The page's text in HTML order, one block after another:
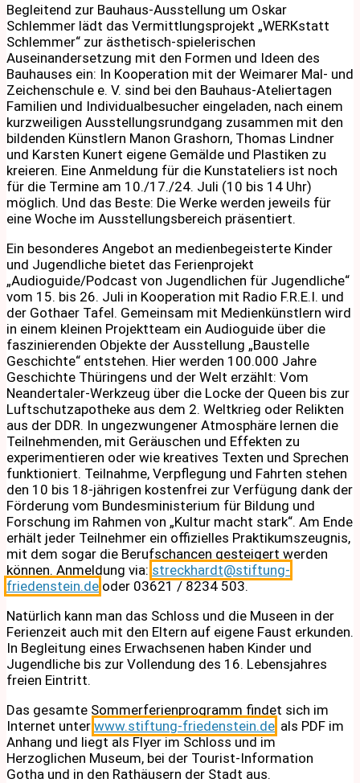
Begleitend zur Bauhaus-Ausstellung um Oskar
Schlemmer lädt das Vermittlungsprojekt „WERKstatt
Schlemmer“ zur ästhetisch-spielerischen
Auseinandersetzung mit den Formen und Ideen des
Bauhauses ein: In Kooperation mit der Weimarer Mal- und
Zeichenschule e. V. sind bei den Bauhaus-Ateliertagen
Familien und Individualbesucher eingeladen, nach einem
kurzweiligen Ausstellungsrundgang zusammen mit den
bildenden Künstlern Manon Grashorn, Thomas Lindner
und Karsten Kunert eigene Gemälde und Plastiken zu
kreieren. Eine Anmeldung für die Kunstateliers ist noch
für die Termine am 10./17./24. Juli (10 bis 14 Uhr)
möglich. Und das Beste: Die Werke werden jeweils für
eine Woche im Ausstellungsbereich präsentiert.
Ein besonderes Angebot an medienbegeisterte Kinder
und Jugendliche bietet das Ferienprojekt
„Audioguide/Podcast von Jugendlichen für Jugendliche“
vom 15. bis 26. Juli in Kooperation mit Radio F.R.E.I. und
der Gothaer Tafel. Gemeinsam mit Medienkünstlern wird
in einem kleinen Projektteam ein Audioguide über die
faszinierenden Objekte der Ausstellung „Baustelle
Geschichte“ entstehen. Hier werden 100.000 Jahre
Geschichte Thüringens und der Welt erzählt: Vom
Neandertaler-Werkzeug über die Locke der Queen bis zur
Luftschutzapotheke aus dem 2. Weltkrieg oder Relikten
aus der DDR. In ungezwungener Atmosphäre lernen die
Teilnehmenden, mit Geräuschen und Effekten zu
experimentieren oder wie kreatives Texten und Sprechen
funktioniert. Teilnahme, Verpflegung und Fahrten stehen
den 10 bis 18-jährigen kostenfrei zur Verfügung dank der
Förderung vom Bundesministerium für Bildung und
Forschung im Rahmen von „Kultur macht stark“. Am Ende
erhält jeder Teilnehmer ein offizielles Praktikumszeugnis,
mit dem sogar die Berufschancen gesteigert werden
können. Anmeldung via: streckhardt@stiftung-
friedenstein.de oder 03621 / 8234 503.
Natürlich kann man das Schloss und die Museen in der
Ferienzeit auch mit den Eltern auf eigene Faust erkunden.
In Begleitung eines Erwachsenen haben Kinder und
Jugendliche bis zur Vollendung des 16. Lebensjahres
freien Eintritt.
Das gesamte Sommerferienprogramm findet sich im
Internet unter www.stiftung-friedenstein.de , als PDF im
Anhang und liegt als Flyer im Schloss und im
Herzoglichen Museum, bei der Tourist-Information
Gotha und in den Rathäusern der Stadt aus.